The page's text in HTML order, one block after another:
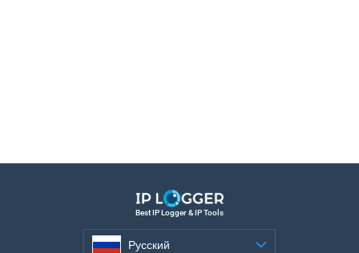
Best IP Logger & IP Tools
Русский